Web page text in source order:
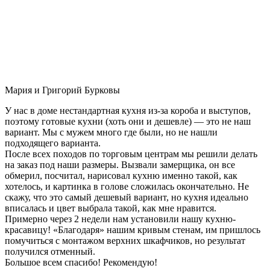
Мария и Григорий Бурковы
У нас в доме нестандартная кухня из-за короба и выступов,
поэтому готовые кухни (хоть они и дешевле) — это не наш
вариант. Мы с мужем много где были, но не нашли
подходящего варианта.
После всех походов по торговым центрам мы решили делать
на заказ под наши размеры. Вызвали замерщика, он все
обмерил, посчитал, нарисовал кухню именно такой, как
хотелось, и картинка в голове сложилась окончательно. Не
скажу, что это самый дешевый вариант, но кухня идеально
вписалась и цвет выбрала такой, как мне нравится.
Примерно через 2 недели нам установили нашу кухню-
красавицу! «Благодаря» нашим кривым стенам, им пришлось
помучиться с монтажом верхних шкафчиков, но результат
получился отменный.
Большое всем спасибо! Рекомендую!